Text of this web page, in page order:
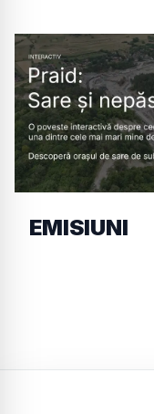
EMISIUNI